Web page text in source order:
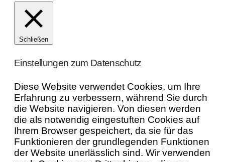
Schließen
Einstellungen zum Datenschutz
Diese Website verwendet Cookies, um Ihre
Erfahrung zu verbessern, während Sie durch
die Website navigieren. Von diesen werden
die als notwendig eingestuften Cookies auf
Ihrem Browser gespeichert, da sie für das
Funktionieren der grundlegenden Funktionen
der Website unerlässlich sind. Wir verwenden